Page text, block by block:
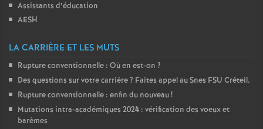
Assistants d’éducation
AESH
LA CARRIÈRE ET LES MUTS
Rupture conventionnelle : Où en est-on ?
Des questions sur votre carrière? Faites appel au Snes FSU Créteil.
Rupture conventionnelle : enfin du nouveau!
Mutations intra-académiques 2024 : vérification des voeux et
barèmes